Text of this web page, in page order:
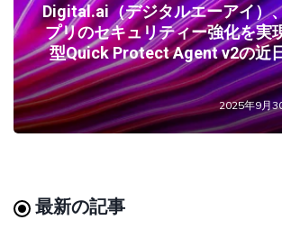
Digital.ai（デジタルエーアイ）
プリのセキュリティー強化を実
型Quick Protect Agent v2の近
2025年9月
最新の記事